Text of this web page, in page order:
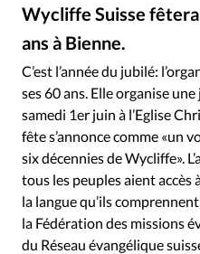
Devise: CHF
Toute l'actualité Bible
Eglises
Histoire Laicité
Mission
Monde
Société
Wycliffe Suisse
ans à Bienne.
C’est l’année du jubilé:
ses 60 ans. Elle organise
samedi 1er juin à l’Eglise
fête s’annonce comme «un
six décennies de Wycliffe».
tous les peuples aient accès
la langue qu’ils
la Fédération des missions
du Réseau évangélique